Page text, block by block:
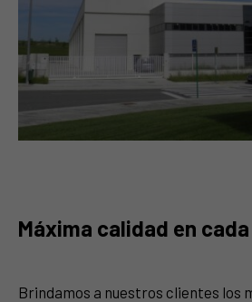
Máxima calidad en
Brindamos a nuestros clientes los